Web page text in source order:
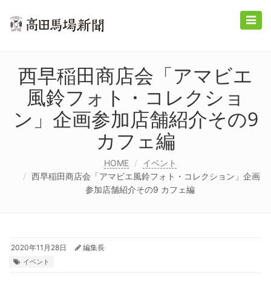
Toggle
西早稲田商店会「アマビエ
風鈴フォト・コレクショ
ン」企画参加店舗紹介その9
カフェ編
HOME
イベント
西早稲田商店会「アマビエ風鈴フォト・コレクション」企画
参加店舗紹介その9 カフェ編
2020年11月28日 編集長
イベント